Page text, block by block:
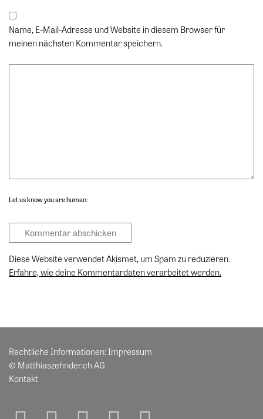
Name, E-Mail-Adresse und Website in diesem Browser für
meinen nächsten Kommentar speichern.
Let us know you are human:
Diese Website verwendet Akismet, um Spam zu reduzieren.
Erfahre, wie deine Kommentardaten verarbeitet werden.
Rechtliche Informationen: Impressum
© Matthiaszehnder.ch AG
Kontakt